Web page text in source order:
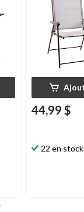
44,99 $
22 en stock